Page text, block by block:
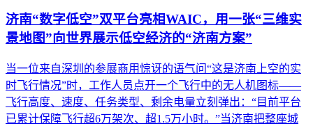
济南“数字低空”双平台亮相WAIC，用一张“三维实
景地图”向世界展示低空经济的“济南方案”
当一位来自深圳的参展商用惊讶的语气问“这是济南上空的实
时飞行情况”时，工作人员点开一个飞行中的无人机图标——
飞行高度、速度、任务类型、剩余电量立刻弹出：“目前平台
已累计保障飞行超6万架次、超1.5万小时。”当济南把整座城